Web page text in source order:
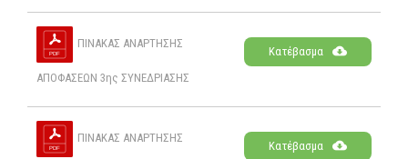
ΠΙΝΑΚΑΣ ΑΝΑΡΤΗΣΗΣ
ΑΠΟΦΑΣΕΩΝ 3ης ΣΥΝΕΔΡΙΑΣΗΣ
Κατέβασμα
ΠΙΝΑΚΑΣ ΑΝΑΡΤΗΣΗΣ
Κατέβασμα